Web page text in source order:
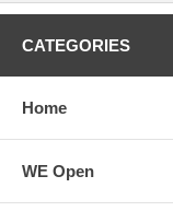
CATEGORIES
Home
WE Open